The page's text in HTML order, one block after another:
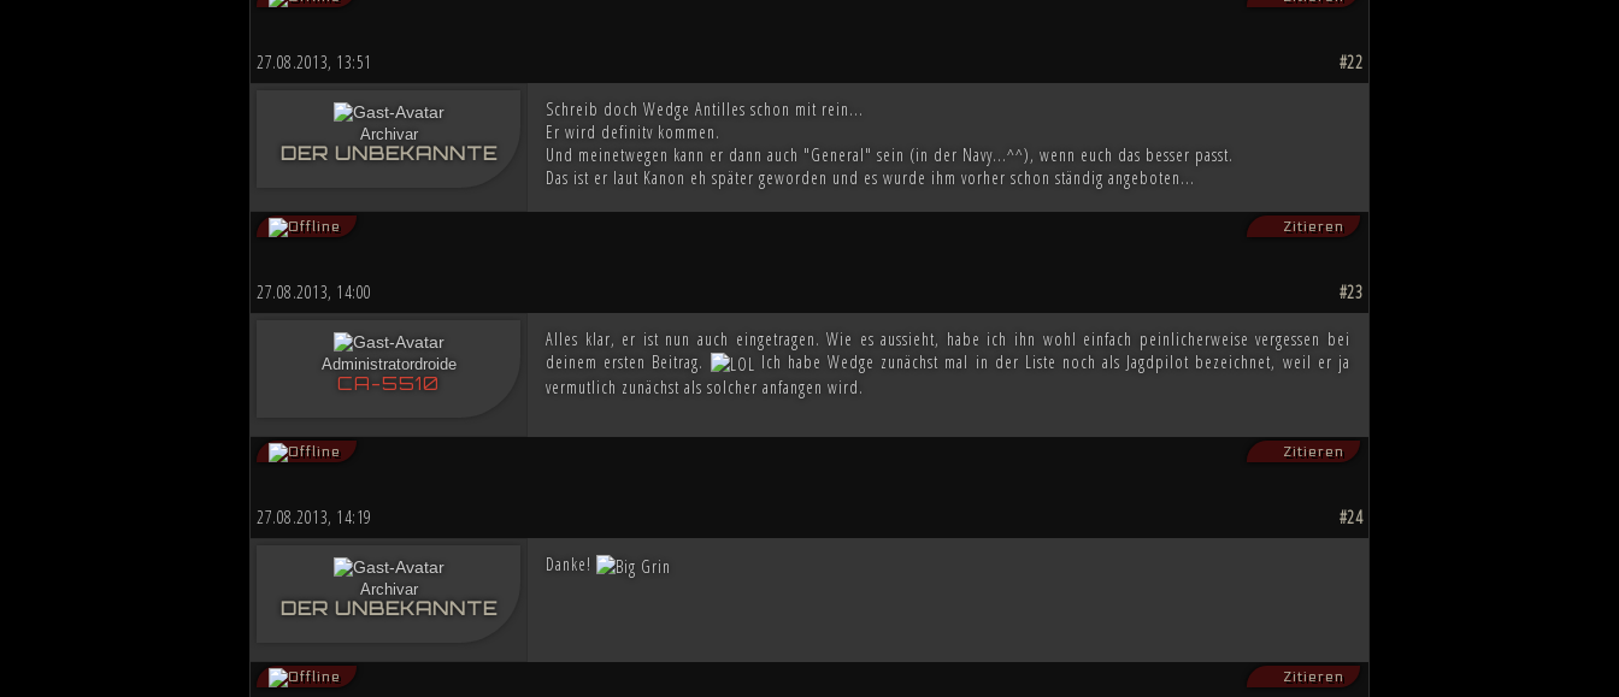
#22
27.08.2013, 13:51
Archivar
DER UNBEKANNTE
Schreib doch Wedge Antilles schon mit rein...
Er wird definitv kommen.
Und meinetwegen kann er dann auch "General" sein (in der Navy...^^), wenn euch das besser passt.
Das ist er laut Kanon eh später geworden und es wurde ihm vorher schon ständig angeboten...
Zitieren
#23
27.08.2013, 14:00
Administratordroide
CA-5510
Alles klar, er ist nun auch eingetragen. Wie es aussieht, habe ich ihn wohl einfach peinlicherweise vergessen bei
deinem ersten Beitrag.
Ich habe Wedge zunächst mal in der Liste noch als Jagdpilot bezeichnet, weil er ja
vermutlich zunächst als solcher anfangen wird.
Zitieren
#24
27.08.2013, 14:19
Archivar
DER UNBEKANNTE
Danke!
Zitieren